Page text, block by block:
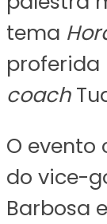
tema
proferida
coach
O evento
do vice-
Barbosa